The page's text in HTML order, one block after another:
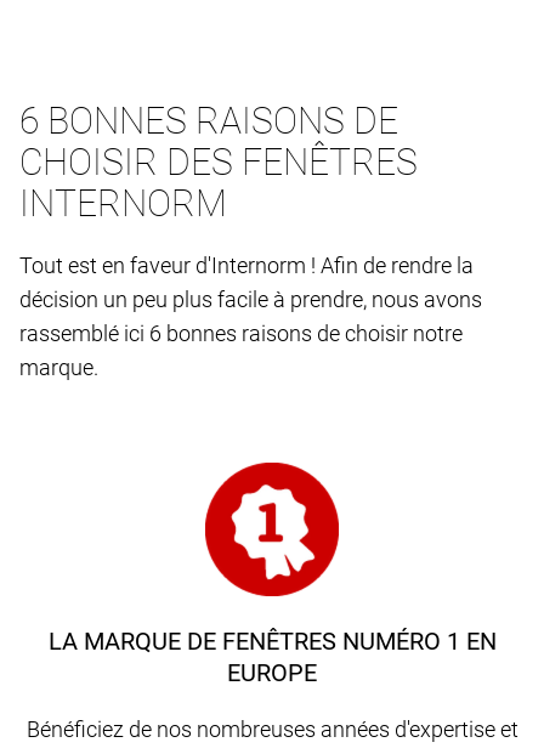
6 BONNES RAISONS DE
CHOISIR DES FENÊTRES
INTERNORM
Tout est en faveur d'Internorm ! Afin de rendre la
décision un peu plus facile à prendre, nous avons
rassemblé ici 6 bonnes raisons de choisir notre
marque.
LA MARQUE DE FENÊTRES NUMÉRO 1 EN
EUROPE
Bénéficiez de nos nombreuses années d'expertise et